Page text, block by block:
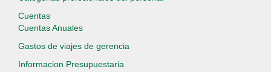
Cuentas
Cuentas Anuales
Gastos de viajes de gerencia
Informacion Presupuestaria